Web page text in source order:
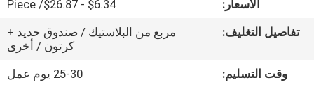
مراقبة
الجودة
الأسعار:
$6.34 - $26.87/ Piece
تفاصيل التغليف:
مربع من البلاستيك / صندوق حديد +
كرتون / أخرى
وقت التسليم:
25-30 يوم عمل